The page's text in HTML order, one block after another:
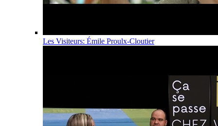
Les Visiteurs: Émile Proulx-Cloutier